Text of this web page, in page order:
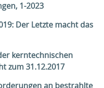
1-2023
Der Letzte macht das
kerntechnischen
zum 31.12.2017
an bestrahlte